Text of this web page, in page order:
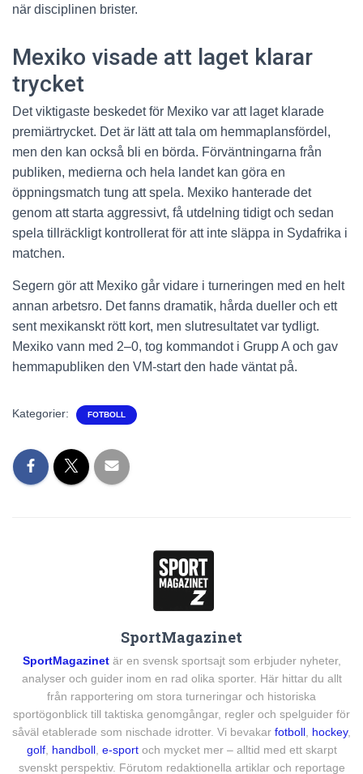
när disciplinen brister.
Mexiko visade att laget klarar
trycket
Det viktigaste beskedet för Mexiko var att laget klarade
premiärtrycket. Det är lätt att tala om hemmaplansfördel,
men den kan också bli en börda. Förväntningarna från
publiken, medierna och hela landet kan göra en
öppningsmatch tung att spela. Mexiko hanterade det
genom att starta aggressivt, få utdelning tidigt och sedan
spela tillräckligt kontrollerat för att inte släppa in Sydafrika i
matchen.
Segern gör att Mexiko går vidare i turneringen med en helt
annan arbetsro. Det fanns dramatik, hårda dueller och ett
sent mexikanskt rött kort, men slutresultatet var tydligt.
Mexiko vann med 2–0, tog kommandot i Grupp A och gav
hemmapubliken den VM-start den hade väntat på.
Kategorier: FOTBOLL
SportMagazinet
SportMagazinetär en svensk sportsajt som erbjuder nyheter,
analyser och guider inom en rad olika sporter. Här hittar du allt
från rapportering om stora turneringar och historiska
sportögonblick till taktiska genomgångar, regler och spelguider för
såväl etablerade som nischade idrotter. Vi bevakar fotboll, hockey,
golf, handboll, e-sportoch mycket mer – alltid med ett skarpt
svenskt perspektiv. Förutom redaktionella artiklar och reportage